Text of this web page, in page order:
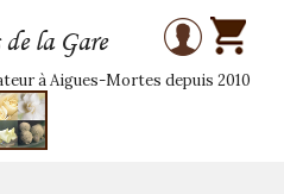
la Gare
à Aigues-Mortes depuis 2010